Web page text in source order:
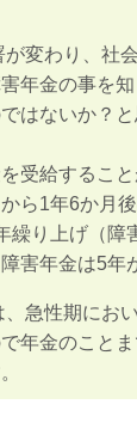
が変わり、社
年金の事を
はないか？
受給すること
ら1年6か月
繰り上げ（障
障害年金は5年
急性期にお
年金のこと